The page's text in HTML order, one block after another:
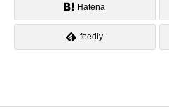
Hatena
feedly